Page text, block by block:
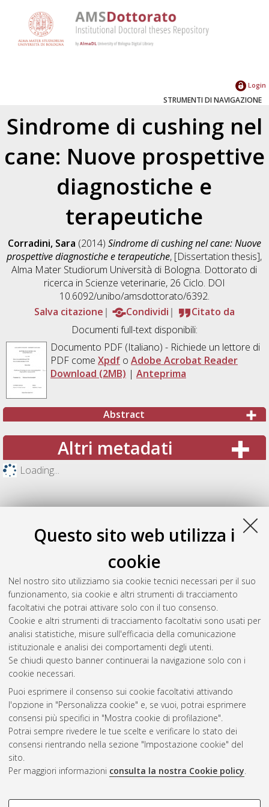
Questo sito web utilizza i
cookie
Nel nostro sito utilizziamo sia cookie tecnici necessari per il suo
funzionamento, sia cookie e altri strumenti di tracciamento
facoltativi che potrai attivare solo con il tuo consenso.
Cookie e altri strumenti di tracciamento facoltativi sono usati per
analisi statistiche, misure sull'efficacia della comunicazione
istituzionale e analisi dei comportamenti degli utenti.
Se chiudi questo banner continuerai la navigazione solo con i
cookie necessari.
Puoi esprimere il consenso sui cookie facoltativi attivando
l'opzione in "Personalizza cookie" e, se vuoi, potrai esprimere
consensi più specifici in "Mostra cookie di profilazione".
Potrai sempre rivedere le tue scelte e verificare lo stato dei
consensi rientrando nella sezione "Impostazione cookie" del
sito.
Per maggiori informazioni consulta la nostra Cookie policy.
COOKIE DI PROFILAZIONE -
Login
STRUMENTI DI NAVIGAZIONE
Sindrome di cushing nel
cane: Nuove prospettive
diagnostiche e
terapeutiche
Corradini, Sara (2014) Sindrome di cushing nel cane: Nuove
prospettive diagnostiche e terapeutiche, [Dissertation thesis],
Alma Mater Studiorum Università di Bologna. Dottorato di
ricerca in Scienze veterinarie, 26 Ciclo. DOI
10.6092/unibo/amsdottorato/6392.
Salva citazione
Condividi
Citato da
Documenti full-text disponibili:
Documento PDF(Italiano) - Richiede un lettore di
PDF come Xpdfo Adobe Acrobat Reader
Download (2MB) | Anteprima
Abstract
Altri metadati
Loading...
Gestione del documento:
Atom
Rss 1.0
Rss 2.0
ISSN: 2038-7946
Impostazioni Cookie